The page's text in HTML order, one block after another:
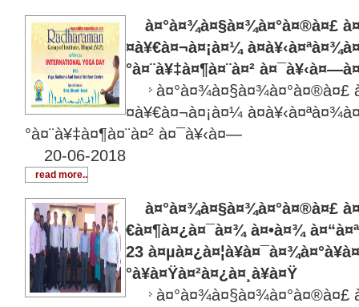
à¤°à¤¾à¤§à¤¾à¤°à¤®à¤£
¤à¥€à¤¬à¤¡à¤¼
°à¤¨à¥‡à¤¶à¤¨à¤²
à¤°à¤¾à¤§à¤¾à¤°à¤®à¤£
¤à¥€à¤¬à¤¡à¤¼
°à¤¨à¥‡à¤¶à¤¨à¤² à¤¯à¥‹à¤—
20-06-2018
read more..
à¤°à¤¾à¤§à¤¾à¤°à¤®à¤£
€à¤¶à¤¿à¤¯à¤¾ à¤•à¤¾
23
°à¥à¤Ÿà¤²à¤¿à¤¸à¥à¤Ÿ
à¤°à¤¾à¤§à¤¾à¤°à¤®à¤£